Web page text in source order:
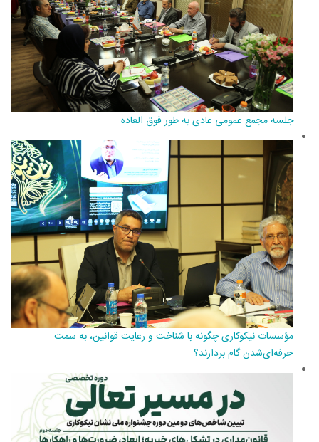
جلسه مجمع عمومی عادی به طور فوق العاده
مؤسسات نیکوکاری چگونه با شناخت و رعایت قوانین، به سمت
حرفه‎‌ای‌شدن گام بردارند؟